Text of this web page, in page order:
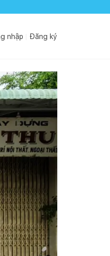
nhập Đăng ký